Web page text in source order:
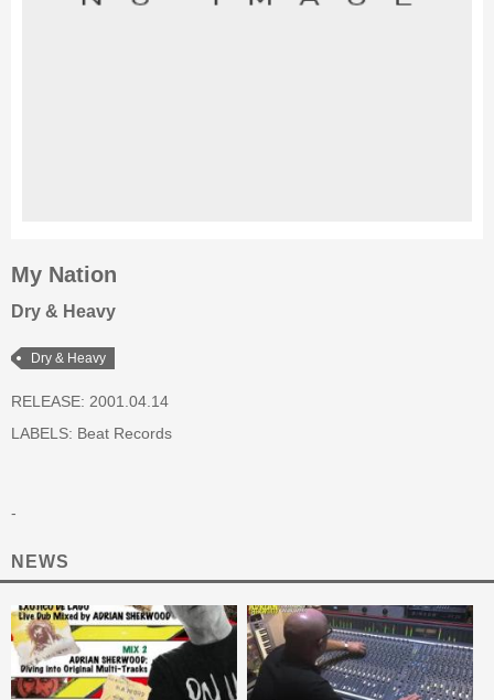
My Nation
Dry & Heavy
Dry & Heavy
RELEASE: 2001.04.14
LABELS: Beat Records
-
NEWS